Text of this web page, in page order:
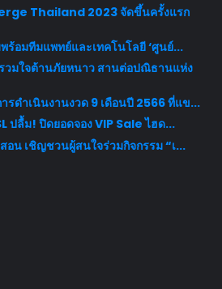
Thailand 2023 จัดขึ้นครั้งแรก
ร้อมทีมแพทย์และเทคโนโลยี ‘ศูนย์...
วมใจต้านภัยหนาว สานต่อปณิธานแห่ง
รดำเนินงานงวด 9 เดือนปี 2566 ที่แข...
ปลื้ม! ปิดยอดจอง VIP Sale ไฮด...
อน เชิญชวนผู้สนใจร่วมกิจกรรม “เ...